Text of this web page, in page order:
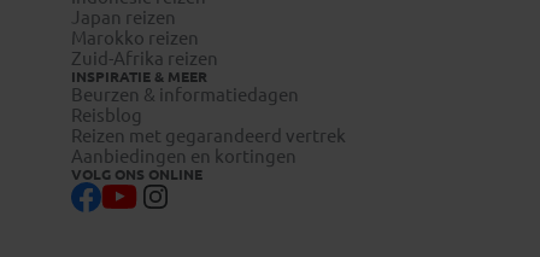
Japan reizen
Marokko reizen
Zuid-Afrika reizen
INSPIRATIE & MEER
Beurzen & informatiedagen
Reisblog
Reizen met gegarandeerd vertrek
Aanbiedingen en kortingen
VOLG ONS ONLINE